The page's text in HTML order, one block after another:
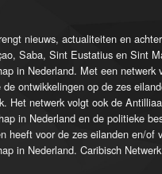
nieuws, actualiteiten en
Saba, Sint Eustatius en Sint
in Nederland. Met een netwerk
ontwikkelingen op de zes
Het netwerk volgt ook de
in Nederland en de politieke
heeft voor de zes eilanden en/of
in Nederland. Caribisch